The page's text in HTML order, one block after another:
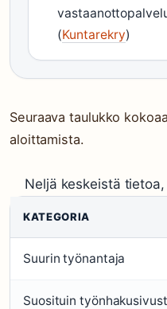
(Kuntarekry)
Seuraava taulukko
aloittamista.
Neljä keskeistä
KATEGORIA
Suurin työnantaja
Suosituin